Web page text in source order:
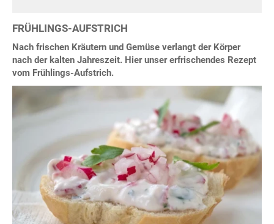
FRÜHLINGS-AUFSTRICH
Nach frischen Kräutern und Gemüse verlangt der Körper
nach der kalten Jahreszeit. Hier unser erfrischendes Rezept
vom Frühlings-Aufstrich.